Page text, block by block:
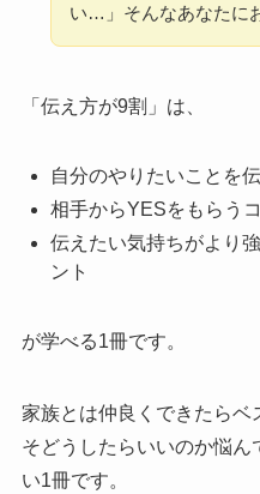
い…」そんなあなたに
「伝え方が9割」は、
自分のやりたいことを
相手からYESをもらう
伝えたい気持ちがより
ント
が学べる1冊です。
家族とは仲良くできたらベ
そどうしたらいいのか悩ん
い1冊です。